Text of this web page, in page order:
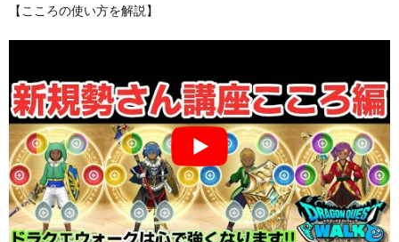
【こころの使い方を解説】